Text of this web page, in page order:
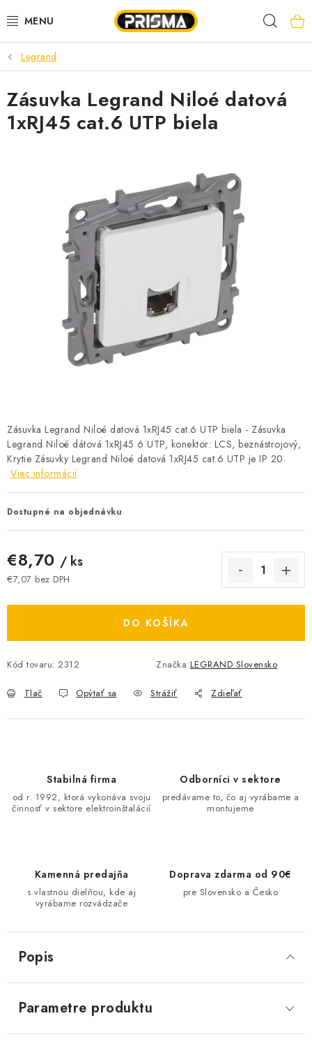
na
OBCHOD
O NÁS
VÝPREDAJ
AKCIE
LED PÁSY
MODULÁRNE PRÍSTROJE
KÁBLE A VODIČE
SVORKY, ROZBOČOVAČE A OSTATNÉ
BLESKOZVOD
BATÉRIE A NABÍJAČKY
ELEKTRICKÉ VYKUROVANIE A VENTILÁCIA
SVIETIDLÁ A SVETELNÉ ZDROJE
ÚLOŽNÝ MATERIÁL
ZÁSUVKY A VYPÍNAČE
DOMÁCNOSŤ
ELEKTROMEROVÉ ROZVÁDZAČE
Reklamačný poriadok
Legrand
Zásuvka Legrand Niloé datová 1xRJ45 cat.6 UTP biela - Zásuvka
Legrand Niloé dátová 1xRJ45 6 UTP, konektor: LCS, beznástrojový,
Krytie Zásuvky Legrand Niloé datová 1xRJ45 cat.6 UTP je IP 20.
Viac informácií
Dostupné na objednávku
€8,70 / ks
€7,07 bez DPH
DO KOŠÍKA
Kód tovaru: 2312 Značka:LEGRAND Slovensko
Tlač Opýtať sa Strážiť Zdieľať
Zásuvka Legrand Niloé datová
1xRJ45 cat.6 UTP biela
Stabilná firma
od r. 1992, ktorá vykonáva svoju
činnosť v sektore elektroinštalácií
Odborníci v sektore
predávame to, čo aj vyrábame a
montujeme
Kamenná predajňa
s vlastnou dielňou, kde aj
vyrábame rozvádzače
Doprava zdarma od 90€
pre Slovensko a Česko
Popis
Parametre produktu